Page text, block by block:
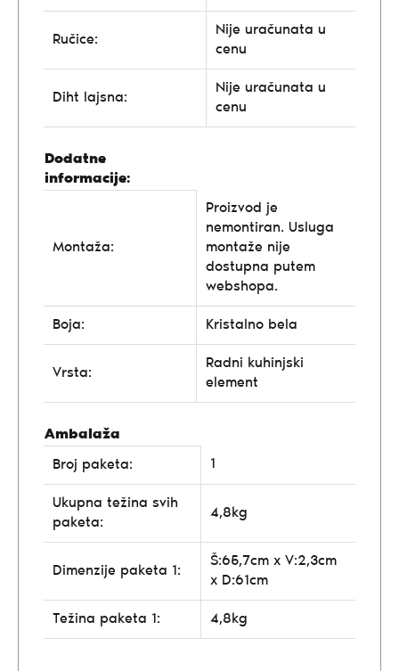
Ručice:
Nije uračunata u
cenu
Diht lajsna:
Nije uračunata u
cenu
Dodatne
informacije:
Montaža:
Proizvod je
nemontiran. Usluga
montaže nije
dostupna putem
webshopa.
Boja: Kristalno bela
Vrsta:
Radni kuhinjski
element
Ambalaža
Broj paketa:
1
Ukupna težina svih
paketa:
4,8kg
Dimenzije paketa 1:
Š:65,7cm x V:2,3cm
x D:61cm
Težina paketa 1: 4,8kg